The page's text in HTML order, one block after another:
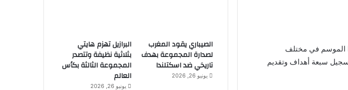
الموسم في مختلف
سبعة أهداف وتقديم
الصيباري يقود المغرب
لصدارة المجموعة بهدف
تاريخي ضد اسكتلندا
يونيو 26, 2026
البرازيل تهزم هايتي
بثلاثية نظيفة وتتصدر
المجموعة الثالثة بكأس
العالم
يونيو 26, 2026